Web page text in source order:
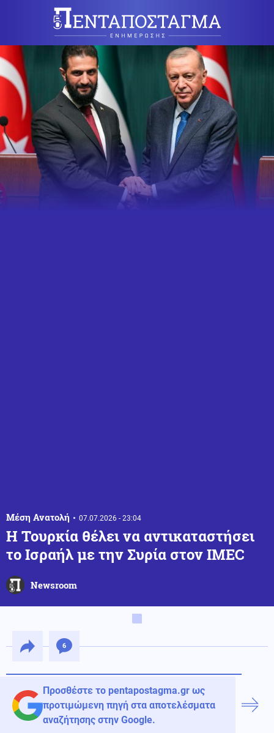
Μέση Ανατολή 07.07.2026 - 23:04
Η Τουρκία θέλει να αντικαταστήσει
το Ισραήλ με την Συρία στον IMEC
Newsroom
6
Προσθέστε το pentapostagma.gr ως
προτιμώμενη πηγή στα αποτελέσματα
αναζήτησης στην Google.